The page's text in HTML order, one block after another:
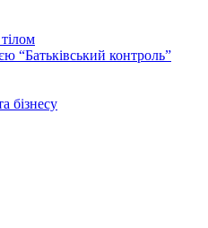
“Батьківський контроль”
бізнесу